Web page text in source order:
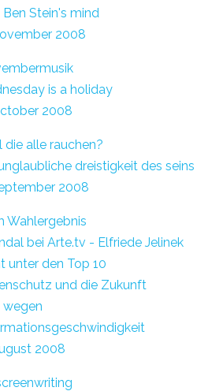
Stein's mind
2008
is a holiday
2008
die alle rauchen?
dreistigkeit des seins
2008
Wahlergebnis
bei Arte.tv - Elfriede Jelinek
unter den Top 10
und die Zukunft
wegen
2008